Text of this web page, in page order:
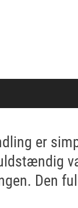
er
Den